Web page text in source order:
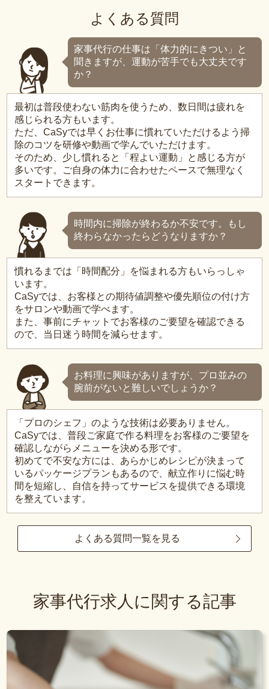
よくある質問
家事代行の仕事は「体力的にきつい」と
聞きますが、運動が苦手でも大丈夫です
か？
最初は普段使わない筋肉を使うため、数日間は疲れを
感じられる方もいます。
ただ、CaSyでは早くお仕事に慣れていただけるよう掃
除のコツを研修や動画で学んでいただけます。
そのため、少し慣れると「程よい運動」と感じる方が
多いです。ご自身の体力に合わせたペースで無理なく
スタートできます。
時間内に掃除が終わるか不安です。もし
終わらなかったらどうなりますか？
慣れるまでは「時間配分」を悩まれる方もいらっしゃ
います。
CaSyでは、お客様との期待値調整や優先順位の付け方
をサロンや動画で学べます。
また、事前にチャットでお客様のご要望を確認できる
ので、当日迷う時間を減らせます。
お料理に興味がありますが、プロ並みの
腕前がないと難しいでしょうか？
「プロのシェフ」のような技術は必要ありません。
CaSyでは、普段ご家庭で作る料理をお客様のご要望を
確認しながらメニューを決める形です。
初めてで不安な方には、あらかじめレシピが決まって
いるパッケージプランもあるので、献立作りに悩む時
間を短縮し、自信を持ってサービスを提供できる環境
を整えています。
よくある質問一覧を見る
家事代行求人に関する記事